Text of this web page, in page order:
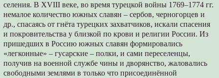
селения. В XVIII веке, во время турецкой войны 1769–1774 гг.
немалое количество южных славян – сербов, черногорцев и
др., спасаясь от гнёта турецких захватчиков, искали спасения
и покровительства у близкой по крови и религии России. Из
пришедших в Россию южных славян формировались
«легконные» – гусарские – полки, и сами переселенцы,
получив на военной службе чины и дворянство, жаловались
свободными землями в только что присоединённой